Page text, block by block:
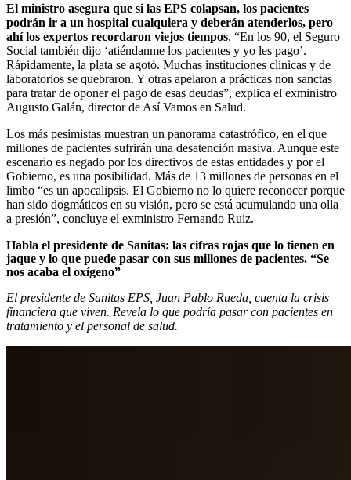
El ministro asegura que si las EPS colapsan, los pacientes
podrán ir a un hospital cualquiera y deberán atenderlos, pero
ahí los expertos recordaron viejos tiempos. “En los 90, el Seguro
Social también dijo ‘atiéndanme los pacientes y yo les pago’.
Rápidamente, la plata se agotó. Muchas instituciones clínicas y de
laboratorios se quebraron. Y otras apelaron a prácticas non sanctas
para tratar de oponer el pago de esas deudas”, explica el exministro
Augusto Galán, director de Así Vamos en Salud.
Los más pesimistas muestran un panorama catastrófico, en el que
millones de pacientes sufrirán una desatención masiva. Aunque este
escenario es negado por los directivos de estas entidades y por el
Gobierno, es una posibilidad. Más de 13 millones de personas en el
limbo “es un apocalipsis. El Gobierno no lo quiere reconocer porque
han sido dogmáticos en su visión, pero se está acumulando una olla
a presión”, concluye el exministro Fernando Ruiz.
Habla el presidente de Sanitas: las cifras rojas que lo tienen en
jaque y lo que puede pasar con sus millones de pacientes. “Se
nos acaba el oxígeno”
El presidente de Sanitas EPS, Juan Pablo Rueda, cuenta la crisis
financiera que viven. Revela lo que podría pasar con pacientes en
tratamiento y el personal de salud.